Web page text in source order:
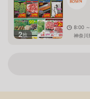
2枚
8:00
神奈川